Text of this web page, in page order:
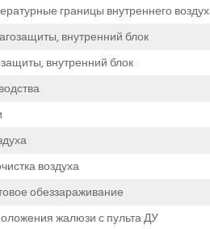
границы внутреннего
внутренний блок
внутренний блок
воздуха
обеззараживание
жалюзи с пульта ДУ